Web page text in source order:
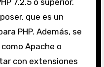
7.2.5 o superior.
que es un
PHP. Además, se
Apache o
con extensiones